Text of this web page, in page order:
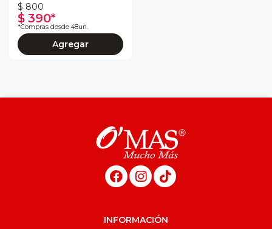
$ 800
$ 390*
*Compras desde 48un.
Agregar
INFORMACIÓN